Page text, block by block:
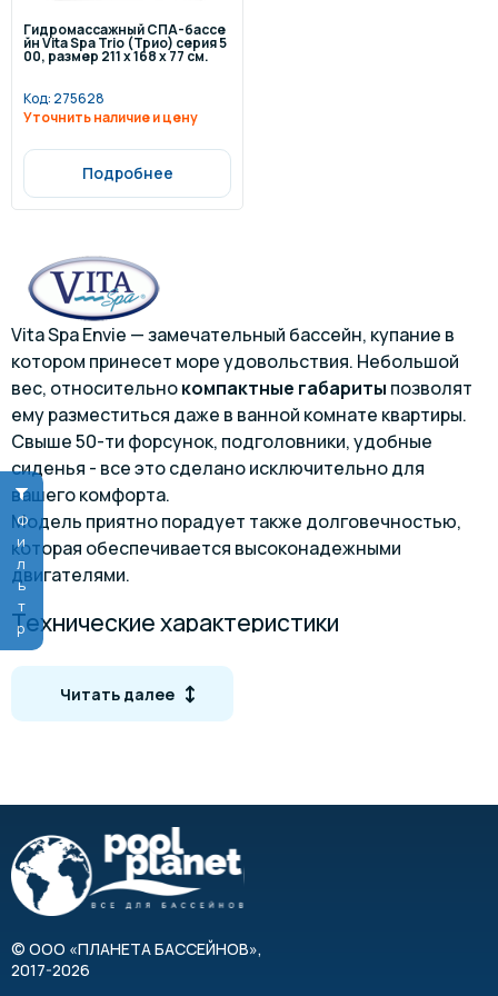
Фильтр
Гидромассажный СПА-бассе
йн Vita Spa Trio (Трио) серия 5
00, размер 211 x 168 x 77 см.
Код: 275628
Уточнить наличие и цену
Подробнее
Vita Spa Envie — замечательный бассейн, купание в
котором принесет море удовольствия. Небольшой
вес, относительнокомпактные габариты позволят
ему разместиться даже в ванной комнате квартиры.
Свыше 50-ти форсунок, подголовники, удобные
сиденья - все это сделано исключительно для
вашего комфорта.
Модель приятно порадует также долговечностью,
которая обеспечивается высоконадежными
двигателями.
Технические характеристики
Количество мест
Объем бассейна
Вес
Форма
Количество форсунок
Водные насосы
Читать далее
© ООО «ПЛАНЕТА БАССЕЙНОВ»,
2017-2026